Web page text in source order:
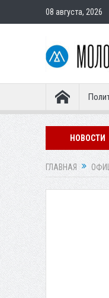
08 августа, 2026
НОВОСТИ
Вынесен
ГЛАВНАЯ